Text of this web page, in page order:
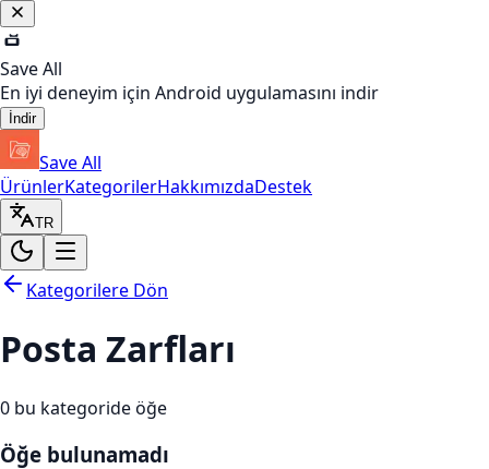
Save All
En iyi deneyim için Android uygulamasını indir
İndir
Save All
ÜrünlerKategorilerHakkımızdaDestek
TR
Kategorilere Dön
Posta Zarfları
0 bu kategoride öğe
Öğe bulunamadı